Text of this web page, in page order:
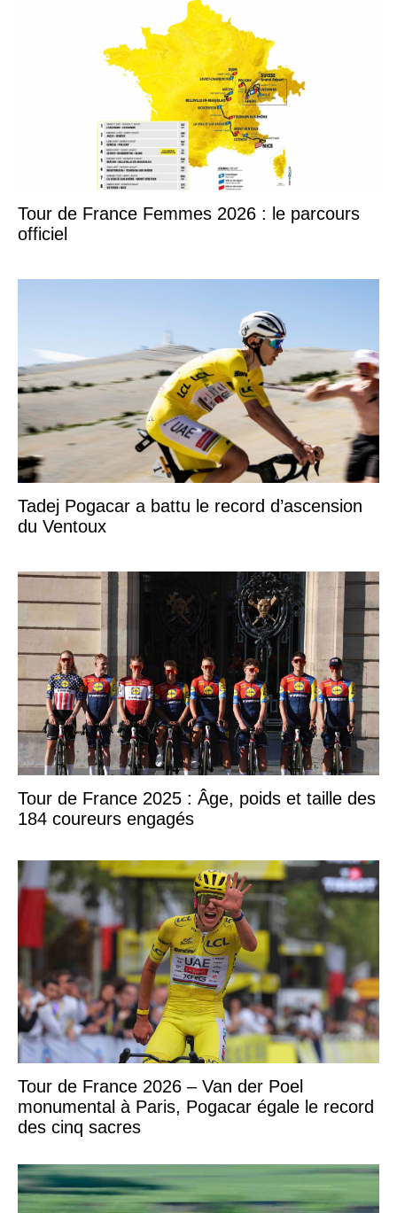
Tour de France Femmes 2026 : le parcours
officiel
Tadej Pogacar a battu le record d’ascension
du Ventoux
Tour de France 2025 : Âge, poids et taille des
184 coureurs engagés
Tour de France 2026 – Van der Poel
monumental à Paris, Pogacar égale le record
des cinq sacres